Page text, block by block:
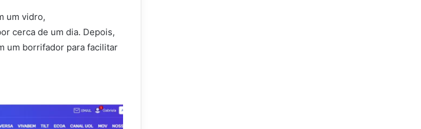
um vidro,
cerca de um dia. Depois,
um borrifador para facilitar